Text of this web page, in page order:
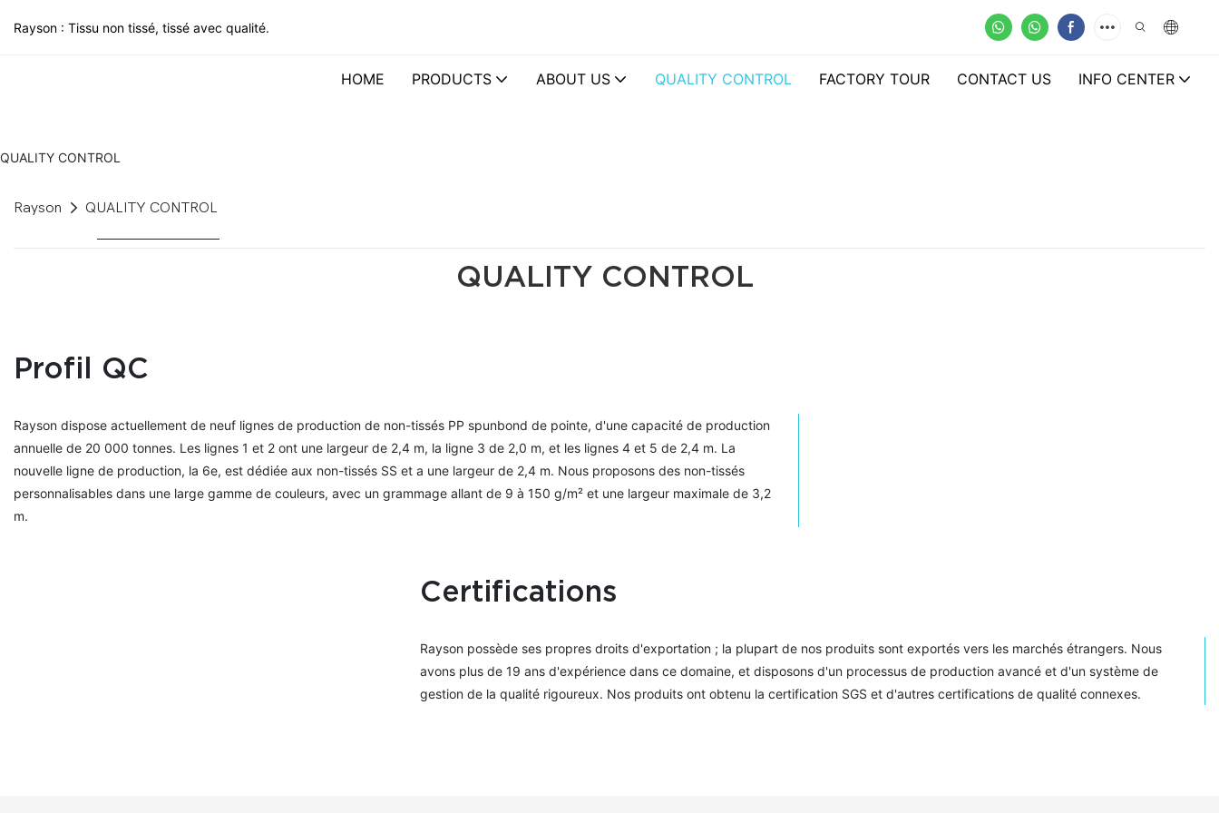
Rayson : Tissu non tissé, tissé avec qualité.
HOME PRODUCTS ABOUT US QUALITY CONTROL FACTORY TOUR CONTACT US INFO CENTER
QUALITY CONTROL
Rayson QUALITY CONTROL
QUALITY CONTROL
Profil QC
Rayson dispose actuellement de neuf lignes de production de non-tissés PP spunbond de pointe, d'une capacité de production
annuelle de 20 000 tonnes. Les lignes 1 et 2 ont une largeur de 2,4 m, la ligne 3 de 2,0 m, et les lignes 4 et 5 de 2,4 m. La
nouvelle ligne de production, la 6e, est dédiée aux non-tissés SS et a une largeur de 2,4 m. Nous proposons des non-tissés
personnalisables dans une large gamme de couleurs, avec un grammage allant de 9 à 150 g/m² et une largeur maximale de 3,2
m.
Certifications
Rayson possède ses propres droits d'exportation ; la plupart de nos produits sont exportés vers les marchés étrangers. Nous
avons plus de 19 ans d'expérience dans ce domaine, et disposons d'un processus de production avancé et d'un système de
gestion de la qualité rigoureux. Nos produits ont obtenu la certification SGS et d'autres certifications de qualité connexes.